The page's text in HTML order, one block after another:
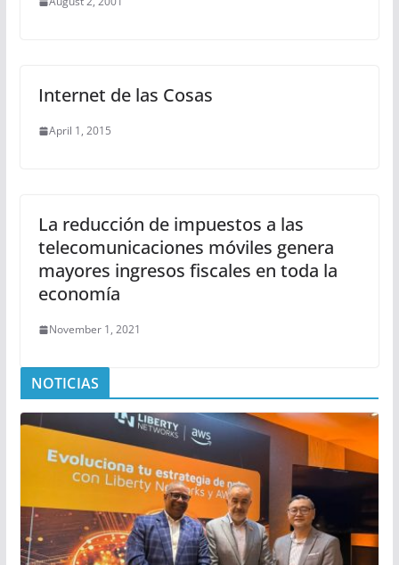
Internet de las Cosas
April 1, 2015
La reducción de impuestos a las
telecomunicaciones móviles genera
mayores ingresos fiscales en toda la
economía
November 1, 2021
NOTICIAS